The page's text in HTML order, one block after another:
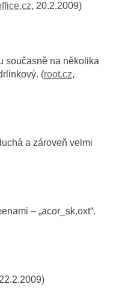
, 20.2.2009)
současně na několika
(root.cz,
a zároveň velmi
– „acor_sk.oxt“.